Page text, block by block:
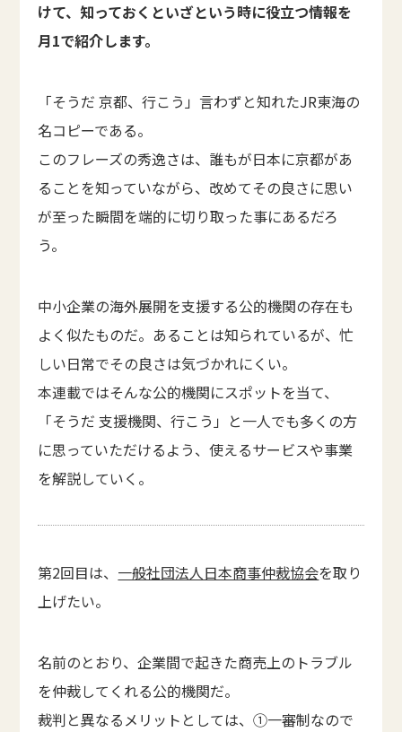
けて、知っておくといざという時に役立つ情報を
月1で紹介します。
「そうだ 京都、行こう」言わずと知れたJR東海の
名コピーである。
このフレーズの秀逸さは、誰もが日本に京都があ
ることを知っていながら、改めてその良さに思い
が至った瞬間を端的に切り取った事にあるだろ
う。
中小企業の海外展開を支援する公的機関の存在も
よく似たものだ。あることは知られているが、忙
しい日常でその良さは気づかれにくい。
本連載ではそんな公的機関にスポットを当て、
「そうだ 支援機関、行こう」と一人でも多くの方
に思っていただけるよう、使えるサービスや事業
を解説していく。
第2回目は、 一般社団法人日本商事仲裁協会を取り
上げたい。
名前のとおり、企業間で起きた商売上のトラブル
を仲裁してくれる公的機関だ。
裁判と異なるメリットとしては、①一審制なので